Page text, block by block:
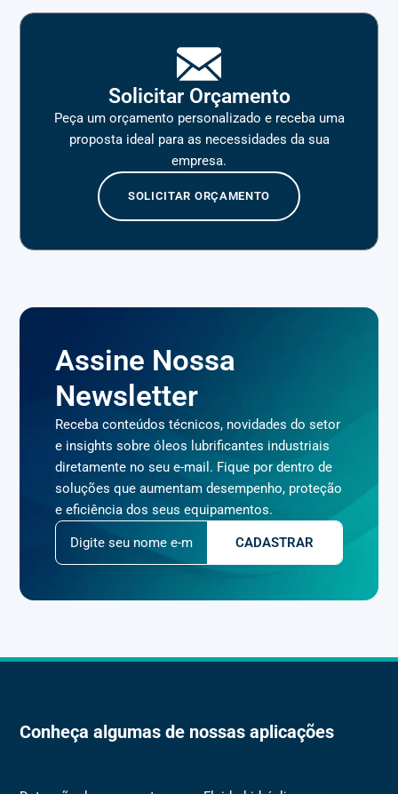
Solicitar Orçamento
Peça um orçamento personalizado e receba uma
proposta ideal para as necessidades da sua
empresa.
SOLICITAR ORÇAMENTO
Assine Nossa
Newsletter
Receba conteúdos técnicos, novidades do setor
e insights sobre óleos lubrificantes industriais
diretamente no seu e-mail. Fique por dentro de
soluções que aumentam desempenho, proteção
e eficiência dos seus equipamentos.
Conheça algumas de nossas aplicações